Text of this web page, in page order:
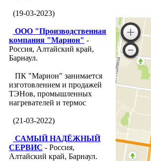
(19-03-2023)
ООО "Производственная
компания "Марион" -
Россия, Алтайский край,
Барнаул.
ПК "Марион" занимается
изготовлением и продажей
ТЭНов, промышленных
нагревателей и термос
(21-03-2022)
САМЫЙ НАДЁЖНЫЙ
СЕРВИС - Россия,
Алтайский край, Барнаул.